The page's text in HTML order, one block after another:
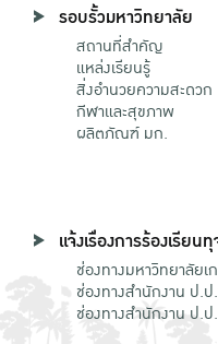
รอบรั้วมหาวิทยาลัย
สถานที่สำคัญ
แหล่งเรียนรู้
สิ่งอำนวยความสะดวก
กีฬาและสุขภาพ
ผลิตภัณฑ์ มก.
แจ้งเรื่องการร้องเรียน
ช่องทางมหาวิทยาลัย
ช่องทางสำนักงาน ป.ป
ช่องทางสำนักงาน ป.